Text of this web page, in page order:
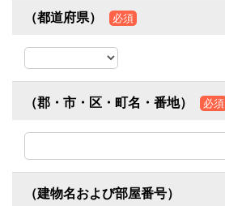
（都道府県） 必須
（郡・市・区・町名・番地） 必須
（建物名および部屋番号）